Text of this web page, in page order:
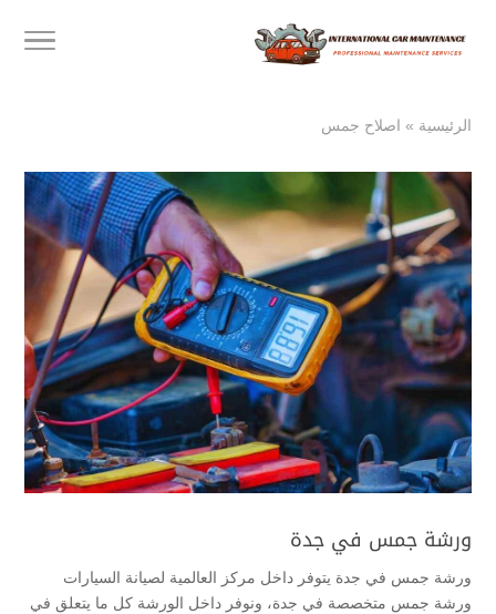
الرئيسية » اصلاح جمس
ورشة جمس في جدة
ورشة جمس في جدة يتوفر داخل مركز العالمية لصيانة السيارات
ورشة جمس متخصصة في جدة، ونوفر داخل الورشة كل ما يتعلق في